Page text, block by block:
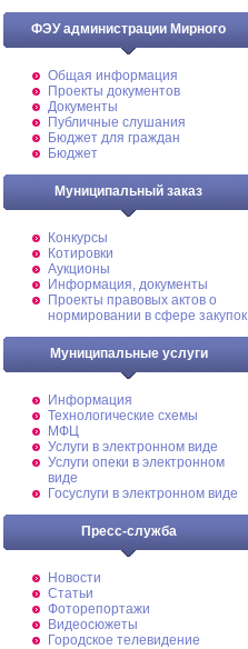
ФЭУ администрации Мирного
Общая информация
Проекты документов
Документы
Публичные слушания
Бюджет для граждан
Бюджет
Муниципальный заказ
Конкурсы
Котировки
Аукционы
Информация, документы
Проекты правовых актов о
нормировании в сфере закупок
Муниципальные услуги
Информация
Технологические схемы
МФЦ
Услуги в электронном виде
Услуги опеки в электронном
виде
Госуслуги в электронном виде
Пресс-служба
Новости
Статьи
Фоторепортажи
Видеосюжеты
Городское телевидение